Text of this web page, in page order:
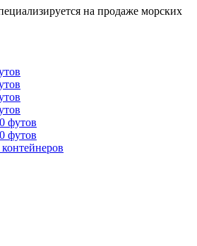
на продаже морских
футов
футов